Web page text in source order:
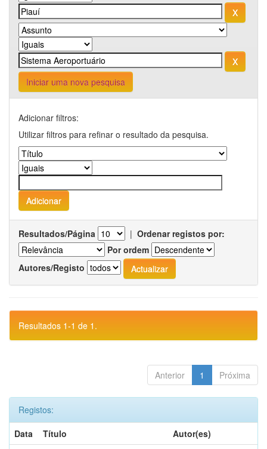
Iniciar uma nova pesquisa
Adicionar filtros:
Utilizar filtros para refinar o resultado da pesquisa.
Resultados/Página | Ordenar registos por:
Por ordem
Autores/Registo
Resultados 1-1 de 1.
Anterior 1 Próxima
Registos:
Data
Título
Autor(es)